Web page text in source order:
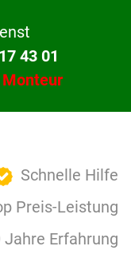
43 01
Schnelle Hilfe
Preis-Leistung
Jahre Erfahrung